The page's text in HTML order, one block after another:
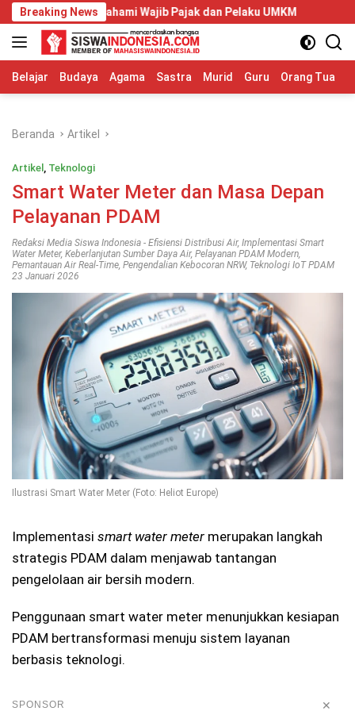
Langsung
ke
konten
Breaking News
Dipahami Wajib Pajak dan Pelaku UMKM Telkom
Belajar Budaya Agama Sastra Murid Guru Orang Tua
Beranda Artikel
Artikel , Teknologi
Smart Water Meter dan Masa Depan
Pelayanan PDAM
Redaksi Media Siswa Indonesia - Efisiensi Distribusi Air, Implementasi Smart
Water Meter, Keberlanjutan Sumber Daya Air, Pelayanan PDAM Modern,
Pemantauan Air Real-Time, Pengendalian Kebocoran NRW, Teknologi IoT PDAM
23 Januari 2026
Ilustrasi Smart Water Meter (Foto: Heliot Europe)
Implementasi smart water meter merupakan langkah
strategis PDAM dalam menjawab tantangan
pengelolaan air bersih modern.
Penggunaan smart water meter menunjukkan kesiapan
PDAM bertransformasi menuju sistem layanan
berbasis teknologi.
SPONSOR ✕